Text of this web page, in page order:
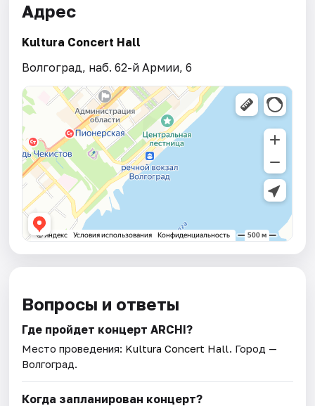
Адрес
Kultura Concert Hall
Волгоград, наб. 62-й Армии, 6
Вопросы и ответы
Где пройдет концерт ARCHI?
Место проведения: Kultura Concert Hall. Город —
Волгоград.
Когда запланирован концерт?